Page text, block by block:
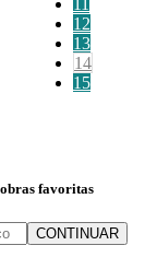
12
13
14
15
favoritas
CONTINUAR